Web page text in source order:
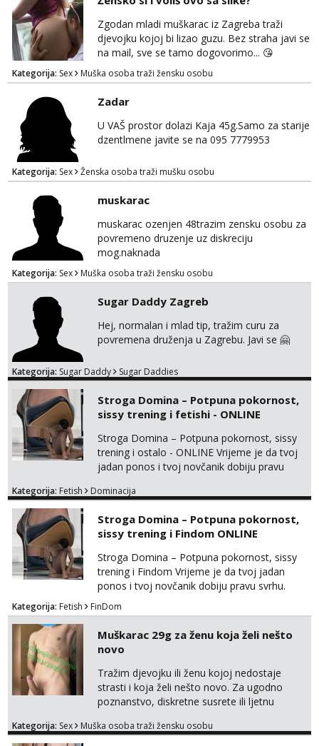
Zgodan mladi muškarac iz Zagreba traži
djevojku kojoj bi lizao guzu. Bez straha javi se
na mail, sve se tamo dogovorimo... 😘
Kategorija: Sex Muška osoba traži žensku osobu
Zadar
U VAŠ prostor dolazi Kaja 45g.Samo za starije
dzentlmene javite se na 095 7779953
Kategorija: Sex Ženska osoba traži mušku osobu
muskarac
muskarac ozenjen 48trazim zensku osobu za
povremeno druzenje uz diskreciju
mog.naknada
Kategorija: Sex Muška osoba traži žensku osobu
Sugar Daddy Zagreb
Hej, normalan i mlad tip, tražim curu za
povremena druženja u Zagrebu. Javi se 🤗
Kategorija: Sugar Daddy Sugar Daddies
Stroga Domina – Potpuna pokornost,
sissy trening i fetishi - ONLINE
Stroga Domina – Potpuna pokornost, sissy
trening i ostalo - ONLINE Vrijeme je da tvoj
jadan ponos i tvoj novčanik dobiju pravu
Domina preuzima potpunu kontrolu nad
isključivo ozbiljni, solventni i poslušni subovi
koji žude za strogim zapovijedima, sissy
transformacijom (rublje, elegancija) i
potpunim psiholo...
Kategorija: Fetish Dominacija
Stroga Domina – Potpuna pokornost,
sissy trening i Findom ONLINE
Stroga Domina – Potpuna pokornost, sissy
trening i Findom Vrijeme je da tvoj jadan
ponos i tvoj novčanik dobiju pravu svrhu.
Inteligentna, hladna i beskompromisna
Domina preuzima potpunu kontrolu nad
tvojim umom i financijama. Zanimaju me
isključivo ozbiljni, solventni i poslušni subovi
koji žude za strogim zapovijedima, sissy
transformacijom (rublje, elegancija) i
potpunim psihološkim treni...
Kategorija: Fetish FinDom
Muškarac 29g za ženu koja želi nešto
novo
Tražim djevojku ili ženu kojoj nedostaje
strasti i koja želi nešto novo. Za ugodno
poznanstvo, diskretne susrete ili ljetnu
uredan. Slobodna ili zauzeta, dobrodošla. Prvi
Kategorija: Sex Muška osoba traži žensku osobu